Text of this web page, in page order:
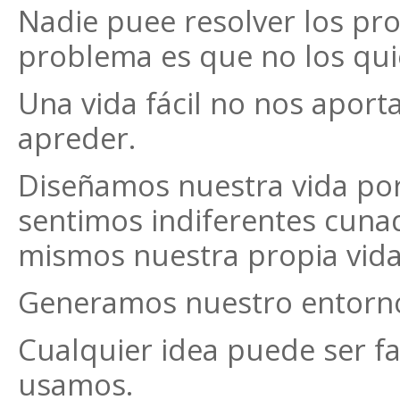
Nadie puee resolver los
problema es que no los
Una vida fácil no nos
apreder.
Diseñamos nuestra vida
sentimos indiferentes
mismos nuestra propia
Generamos nuestro
Cualquier idea puede ser
usamos.